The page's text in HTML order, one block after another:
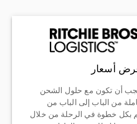
أسعار
أن تكون مع حلول الشحن
من الباب إلى الباب من
بكل خطوة في الرحلة من خلال